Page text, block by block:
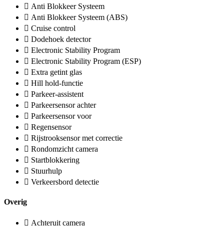
Anti Blokkeer Systeem
Anti Blokkeer Systeem (ABS)
Cruise control
Dodehoek detector
Electronic Stability Program
Electronic Stability Program (ESP)
Extra getint glas
Hill hold-functie
Parkeer-assistent
Parkeersensor achter
Parkeersensor voor
Regensensor
Rijstrooksensor met correctie
Rondomzicht camera
Startblokkering
Stuurhulp
Verkeersbord detectie
Overig
Achteruit camera